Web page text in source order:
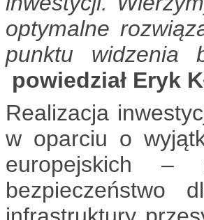
optymalne
punktu widzenia
powiedział Eryk
Realizacja
w oparciu o
europejskich –
bezpieczeństwo